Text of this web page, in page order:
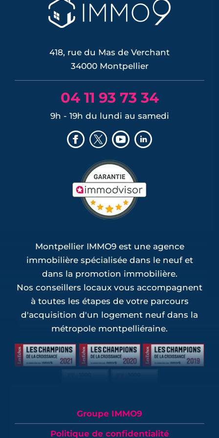
418, rue du Mas de Verchant
34000 Montpellier
04 11 93 73 34
9h - 19h du lundi au samedi
Montpellier IMMO9 est une agence
immobilière spécialisée dans le neuf et
dans la promotion immobilière.
Nos conseillers locaux vous accompagnent
à toutes les étapes de votre parcours
d'acquisition d'un logement neuf dans la
métropole montpelliéraine.
Groupe IMMO9
Politique de confidentialité